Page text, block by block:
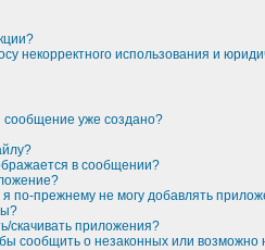
некорректного использования и
сообщение уже создано?
в сообщении?
по-прежнему не могу добавлять
скачивать приложения?
сообщить о незаконных или